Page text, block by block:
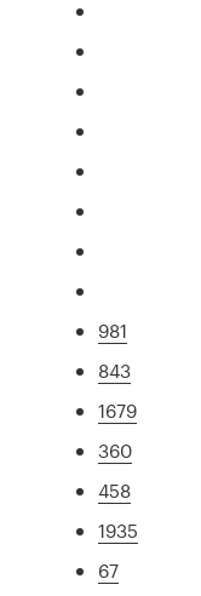
981
843
1679
360
458
1935
67